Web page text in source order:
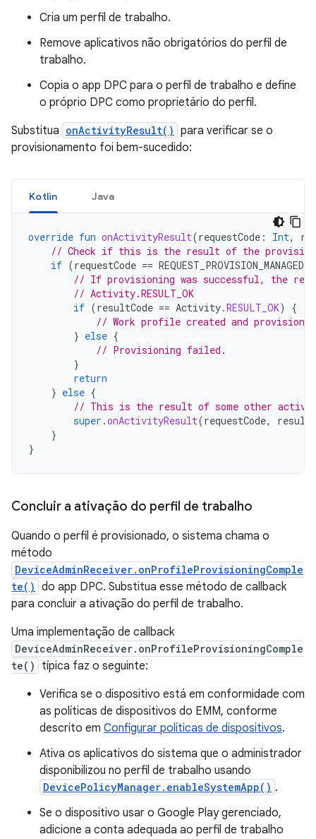
Cria um perfil de trabalho.
Remove aplicativos não obrigatórios do perfil de
trabalho.
Copia o app DPC para o perfil de trabalho e define
o próprio DPC como proprietário do perfil.
Substitua onActivityResult() para verificar se o
provisionamento foi bem-sucedido:
Kotlin Java
override fun onActivityResult(requestCode : Int,
// Check if this is the result of the
if (requestCode ==
// If provisioning was successful, the
// Activity.RESULT_OK
if (resultCode == Activity.RESULT_OK)
{
// Work profile created and
} else {
// Provisioning failed.
}
return
} else {
// This is the result of some other
super .onActivityResult(requestCode,
}
}
Concluir a ativação do perfil de trabalho
Quando o perfil é provisionado, o sistema chama o
método
DeviceAdminReceiver.onProfileProvisioningComple
te() do app DPC. Substitua esse método de callback
para concluir a ativação do perfil de trabalho.
Uma implementação de callback
DeviceAdminReceiver.onProfileProvisioningComple
te()
típica faz o seguinte:
Verifica se o dispositivo está em conformidade com
as políticas de dispositivos do EMM, conforme
descrito em Configurar políticas de dispositivos.
Ativa os aplicativos do sistema que o administrador
disponibilizou no perfil de trabalho usando
DevicePolicyManager.enableSystemApp() .
Se o dispositivo usar o Google Play gerenciado,
adicione a conta adequada ao perfil de trabalho